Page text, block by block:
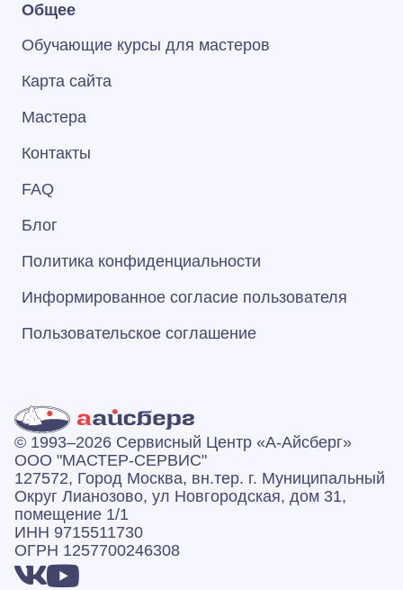
Общее
Обучающие курсы для мастеров
Карта сайта
Мастера
Контакты
FAQ
Блог
Политика конфиденциальности
Информированное согласие пользователя
Пользовательское соглашение
© 1993–2026 Сервисный Центр «А‑Айсберг»
ООО "МАСТЕР-СЕРВИС"
127572, Город Москва, вн.тер. г. Муниципальный
Округ Лианозово, ул Новгородская, дом 31,
помещение 1/1
ИНН 9715511730
ОГРН 1257700246308